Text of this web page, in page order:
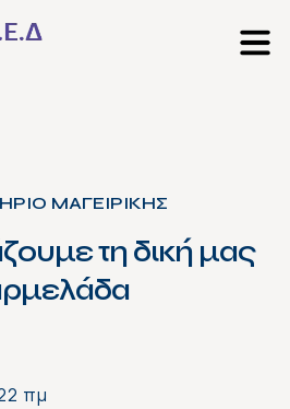
ΜΑΓΕΙΡΙΚΗΣ
τη δική μας
πμ